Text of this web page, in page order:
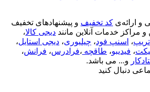
و ارائه‌ی کد تخفیف و پیشنهادهای تخفیف
مراکز خدمات آنلاین مانند دیجی کالا،
، اسنپ فود، چیلیوری، دیجی استایل،
، فیدیبو، طاقچه ،فرادرس، فرانش،
و... می باشد.
دنبال کنید